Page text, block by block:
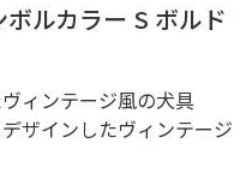
ルカラー S ボルド
ィンテージ風の犬具
ザインしたヴィンテージ